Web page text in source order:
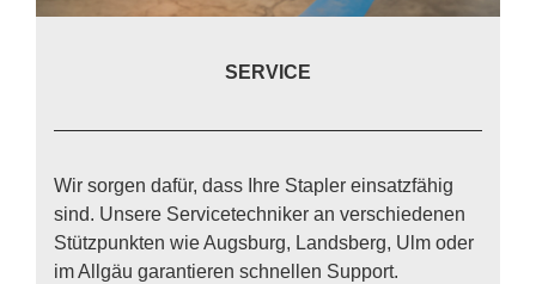
SERVICE
Wir sor­gen da­für, dass Ihre Stap­ler ein­satz­fä­hig
sind. Un­se­re Ser­vice­tech­ni­ker an ver­schie­de­nen
Stütz­punk­ten wie Augs­burg, Lands­berg, Ulm oder
im All­gäu ga­ran­tie­ren schnel­len Sup­port.